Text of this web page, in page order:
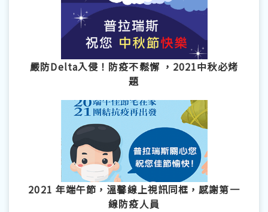
嚴防Delta入侵！防疫不鬆懈 ，2021中秋必烤
題
2021 年端午節，溫馨線上視訊同框，感謝第一
線防疫人員